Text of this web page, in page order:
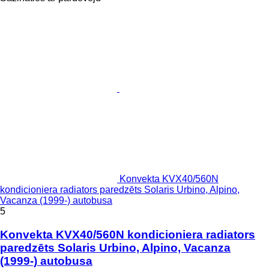
Konvekta KVX40/560N
kondicioniera radiators paredzēts Solaris Urbino, Alpino,
Vacanza (1999-) autobusa
5
Konvekta KVX40/560N kondicioniera radiators
paredzēts Solaris Urbino, Alpino, Vacanza
(1999-) autobusa